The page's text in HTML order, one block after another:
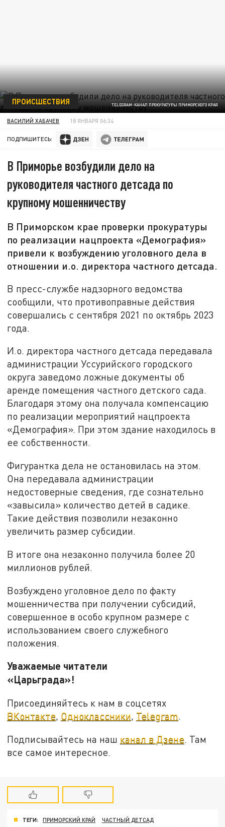
TELEGRAM-КАНАЛ ПРОКУРАТУРЫ ПРИМОРСКОГО КРАЯ
ПРОИСШЕСТВИЯ
ВАСИЛИЙ ХАБАЧЕВ 18 ЯНВАРЯ 06:34
ПОДПИШИТЕСЬ:
В Приморье возбудили дело на
руководителя частного детсада по
крупному мошенничеству
В Приморском крае проверки прокуратуры
по реализации нацпроекта «Демография»
привели к возбуждению уголовного дела в
отношении и.о. директора частного детсада.
В пресс-службе надзорного ведомства
сообщили, что противоправные действия
совершались с сентября 2021 по октябрь 2023
года.
И.о. директора частного детсада передавала
администрации Уссурийского городского
округа заведомо ложные документы об
аренде помещения частного детского сада.
Благодаря этому она получала компенсацию
по реализации мероприятий нацпроекта
«Демография». При этом здание находилось в
ее собственности.
Фигурантка дела не остановилась на этом.
Она передавала администрации
недостоверные сведения, где сознательно
«завысила» количество детей в садике.
Такие действия позволили незаконно
увеличить размер субсидии.
В итоге она незаконно получила более 20
миллионов рублей.
Возбуждено уголовное дело по факту
мошенничества при получении субсидий,
совершенное в особо крупном размере с
использованием своего служебного
положения.
Уважаемые читатели
«Царьграда»!
Присоединяйтесь к нам в соцсетях
ВКонтакте, Одноклассники, Telegram.
Подписывайтесь на наш канал в Дзене . Там
все самое интересное.
ТЕГИ: ПРИМОРСКИЙ КРАЙ
ЧАСТНЫЙ ДЕТСАД